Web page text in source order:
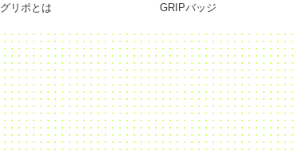
グリポとは
GRIPバッジ